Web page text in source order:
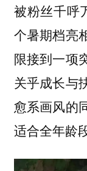
被粉丝千呼
个暑期档亮
限接到一项
关乎成长与
愈系画风的
适合全年龄